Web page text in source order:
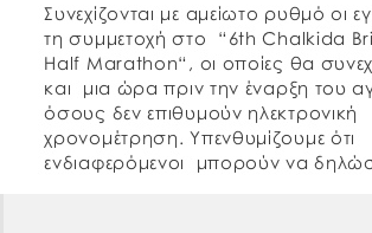
Συνεχίζονται με αμείωτο ρυθμό οι
τη συμμετοχή στο “6th Chalkida
Half Marathon“, οι οποίες θα
και μια ώρα πριν την έναρξη του
όσους δεν επιθυμούν ηλεκτρονική
χρονομέτρηση. Υπενθυμίζουμε ότι
ενδιαφερόμενοι μπορούν να